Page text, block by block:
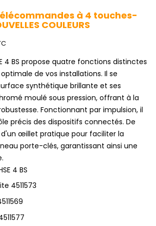
à 4 touches-
COULEURS
4 BS propose quatre fonctions distinctes
de vos installations. Il se
synthétique brillante et ses
moulé sous pression, offrant à la
Fonctionnant par impulsion, il
précis des dispositifs connectés. De
d'un œillet pratique pour faciliter la
porte-clés, garantissant ainsi une
4 BS
4511573